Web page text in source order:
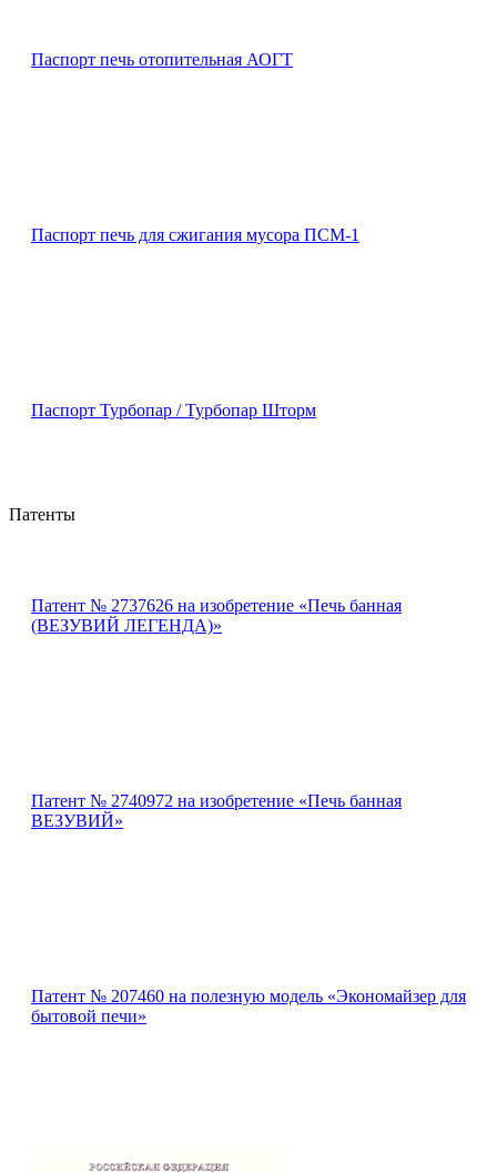
Паспорт печь отопительная АОГТ
Паспорт печь для сжигания мусора ПСМ-1
Паспорт Турбопар / Турбопар Шторм
Патенты
Патент № 2737626 на изобретение «Печь банная
(ВЕЗУВИЙ ЛЕГЕНДА)»
Патент № 2740972 на изобретение «Печь банная
ВЕЗУВИЙ»
Патент № 207460 на полезную модель «Экономайзер для
бытовой печи»